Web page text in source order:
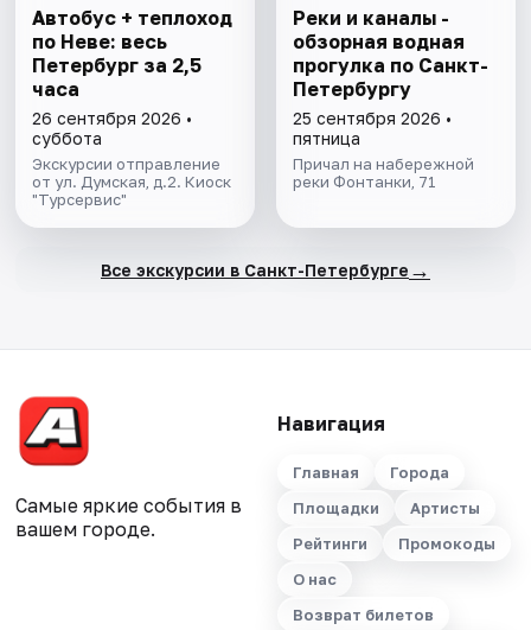
Автобус + теплоход
по Неве: весь
Петербург за 2,5
часа
26 сентября 2026 •
суббота
Экскурсии отправление
от ул. Думская, д.2. Киоск
"Турсервис"
Реки и каналы -
обзорная водная
прогулка по Санкт-
Петербургу
25 сентября 2026 •
пятница
Причал на набережной
реки Фонтанки, 71
Все экскурсии в Санкт-Петербурге →
Самые яркие события в
вашем городе.
Навигация
Главная
Города
Площадки
Артисты
Рейтинги
Промокоды
О нас
Возврат билетов